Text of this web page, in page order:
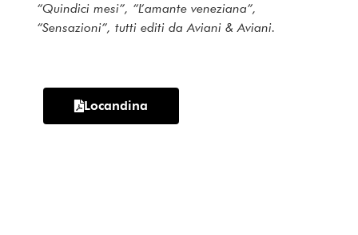
“Quindici mesi”, “L’amante veneziana”,
“Sensazioni”, tutti editi da Aviani & Aviani.
Locandina